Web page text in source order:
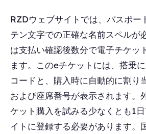
RZDウェブサイトでは、パスポー
テン文字での正確な名前スペルが
は支払い確認後数分で電子チケッ
ます。このeチケットには、搭乗
コードと、購入時に自動的に割り
および座席番号が表示されます。
ケット購入を試みる少なくとも1
イトに登録する必要があります。